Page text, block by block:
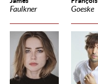
Faulkner Goeske